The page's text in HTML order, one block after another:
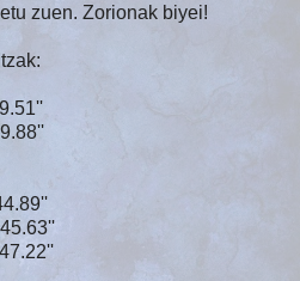
zuen. Zorionak biyei!